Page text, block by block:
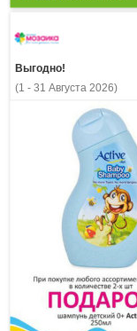
Выгодно!
(1 - 31 Августа 2026)